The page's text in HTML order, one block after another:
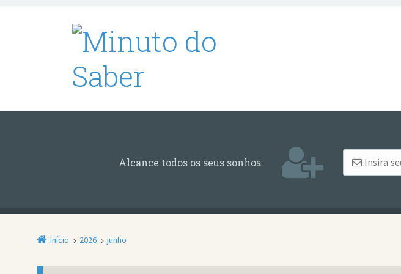
Alcance todos os seus sonhos.
Início 2026 junho